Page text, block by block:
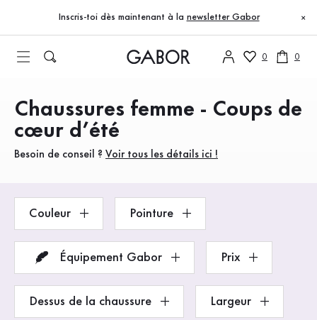
Accéder au contenu principal
Accéder à la table des matières
Accéder à la navigation principale
Inscris-toi dès maintenant à la newsletter Gabor ×
0 0
Produits
Chaussures femme - Coups de
cœur d’été
Besoin de conseil ? Voir tous les détails ici !
Couleur Pointure
Équipement Gabor Prix
Dessus de la chaussure Largeur